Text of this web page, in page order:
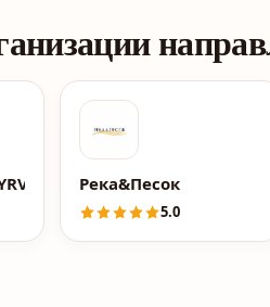
Kislovodsk
Река&Песок
5.0